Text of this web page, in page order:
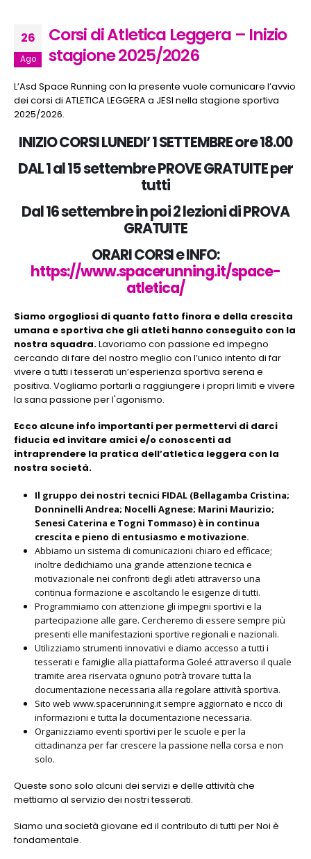
26
Ago
Corsi di Atletica Leggera – Inizio
stagione 2025/2026
L’Asd Space Running con la presente vuole comunicare l’avvio
dei corsi di ATLETICA LEGGERA a JESI nella stagione sportiva
2025/2026.
INIZIO CORSI LUNEDI’ 1 SETTEMBRE ore 18.00
DAL 1 al 15 settembre PROVE GRATUITE per
tutti
Dal 16 settembre in poi 2 lezioni di PROVA
GRATUITE
ORARI CORSI e INFO:
https://www.spacerunning.it/space-
atletica/
Siamo orgogliosi di quanto fatto finora e della crescita
umana e sportiva che gli atleti hanno conseguito con la
nostra squadra.Lavoriamo con passione ed impegno
cercando di fare del nostro meglio con l’unico intento di far
vivere a tutti i tesserati un’esperienza sportiva serena e
positiva. Vogliamo portarli a raggiungere i propri limiti e vivere
la sana passione per l'agonismo.
Ecco alcune info importanti per permettervi di darci
fiducia ed invitare amici e/o conoscenti ad
intraprendere la pratica dell’atletica leggera con la
nostra società.
Il gruppo dei nostri tecnici FIDAL (Bellagamba Cristina;
Donninelli Andrea; Nocelli Agnese; Marini Maurizio;
Senesi Caterina e Togni Tommaso) è in continua
crescita e pieno di entusiasmo e motivazione.
Abbiamo un sistema di comunicazioni chiaro ed efficace;
inoltre dedichiamo una grande attenzione tecnica e
motivazionale nei confronti degli atleti attraverso una
continua formazione e ascoltando le esigenze di tutti.
Programmiamo con attenzione gli impegni sportivi e la
partecipazione alle gare. Cercheremo di essere sempre più
presenti elle manifestazioni sportive regionali e nazionali.
Utilizziamo strumenti innovativi e diamo accesso a tutti i
tesserati e famiglie alla piattaforma Goleé attraverso il quale
tramite area riservata ognuno potrà trovare tutta la
documentazione necessaria alla regolare attività sportiva.
Sito web www.spacerunning.it sempre aggiornato e ricco di
informazioni e tutta la documentazione necessaria.
Organizziamo eventi sportivi per le scuole e per la
cittadinanza per far crescere la passione nella corsa e non
solo.
Queste sono solo alcuni dei servizi e delle attività che
mettiamo al servizio dei nostri tesserati.
Siamo una società giovane ed il contributo di tutti per Noi è
fondamentale.